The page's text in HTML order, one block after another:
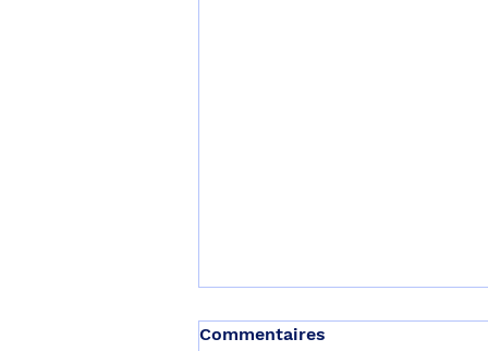
Commentaires